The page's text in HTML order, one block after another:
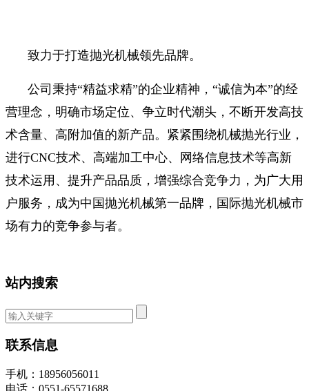
致力于打造抛光机械领先品牌。
公司秉持“精益求精”的企业精神，“诚信为本”的经
营理念，明确市场定位、争立时代潮头，不断开发高技
术含量、高附加值的新产品。紧紧围绕机械抛光行业，
进行CNC技术、高端加工中心、网络信息技术等高新
技术运用、提升产品品质，增强综合竞争力，为广大用
户服务，成为中国抛光机械第一品牌，国际抛光机械市
场有力的竞争参与者。
站内搜索
联系信息
手机：18956056011
电话：0551-65571688